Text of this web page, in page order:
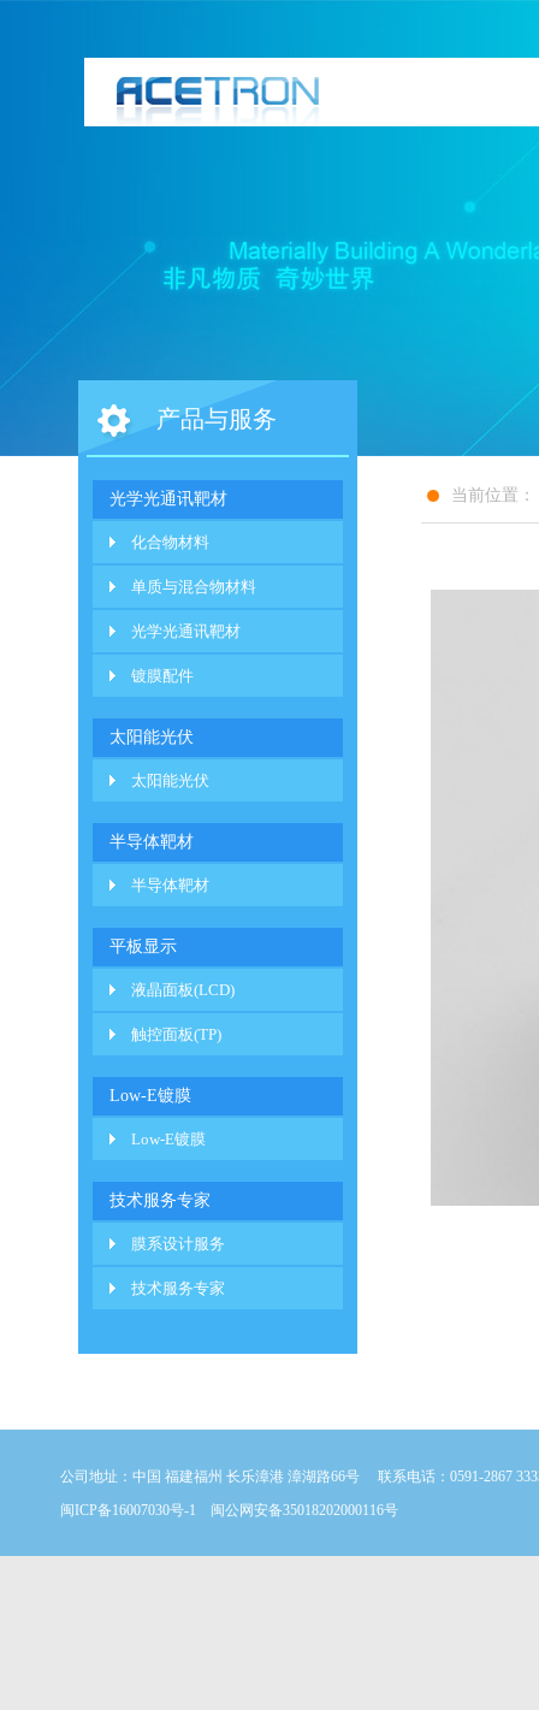
产品与服务
光学光通讯靶材
化合物材料
单质与混合物材料
光学光通讯靶材
镀膜配件
太阳能光伏
太阳能光伏
半导体靶材
半导体靶材
平板显示
液晶面板(LCD)
触控面板(TP)
Low-E镀膜
Low-E镀膜
技术服务专家
膜系设计服务
技术服务专家
当前位置：
公司地址：中国 福建福州 长乐漳港 漳湖路66号 联系电话：0591-2867
闽ICP备16007030号-1 闽公网安备35018202000116号